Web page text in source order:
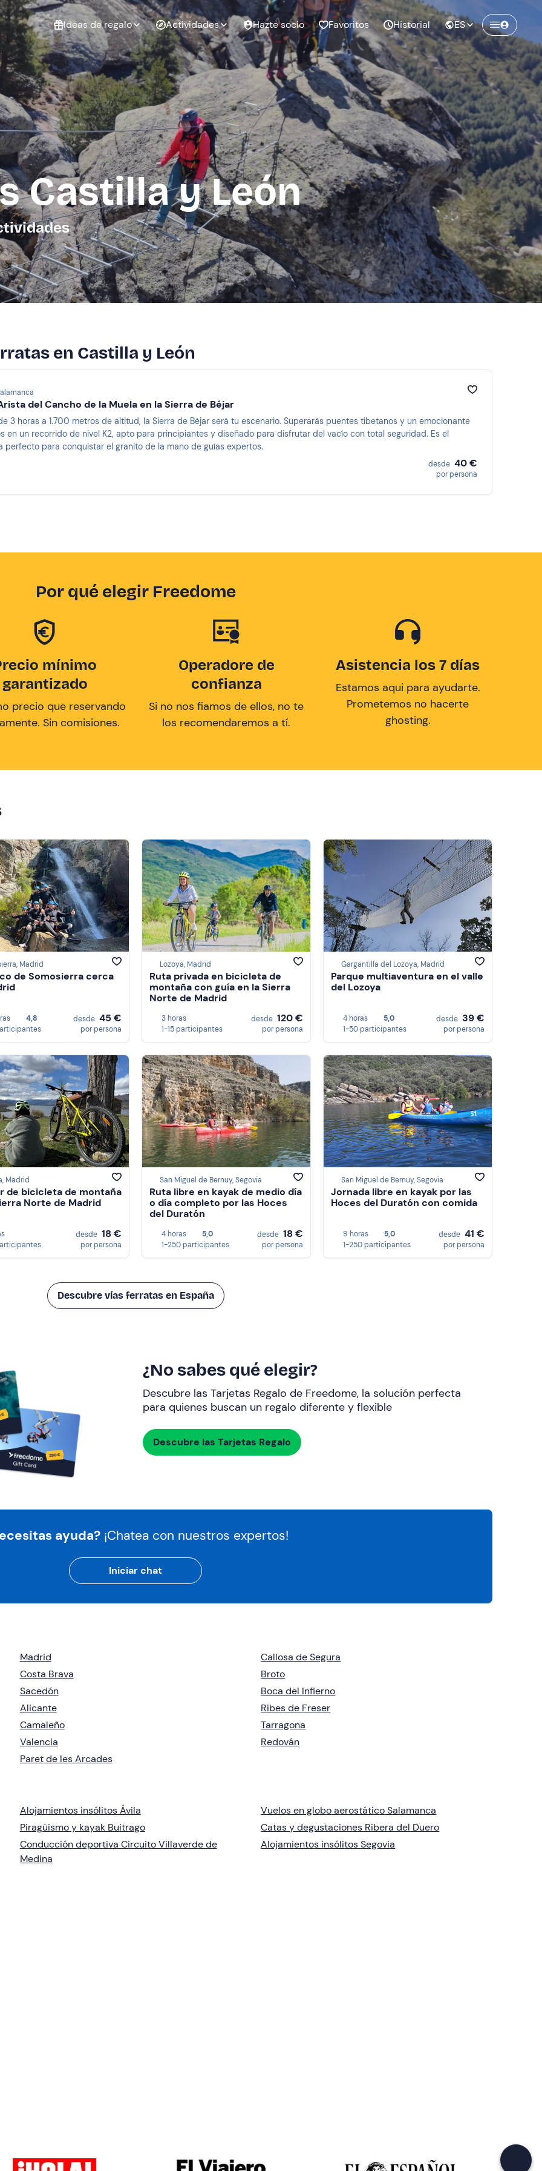
Ideas de regalo
que te
aire libre
tarjeta
Experiencias
para regalar
Experiencias
para regalar
en pareja
Regalo de
cumpleaños
Regalo de
graduación
Despedida de
soltero
Despedida de
soltera
Actividades Hazte socio Favoritos Historial ES
Castilla y León
en Castilla y León
del Cancho de la Muela en la Sierra de Béjar
3 horas a 1.700 metros de altitud, la Sierra de Béjar será tu escenario. Superarás puentes tibetanos y un emocionante
en un recorrido de nivel K2, apto para principiantes y diseñado para disfrutar del vacío con total seguridad. Es el
perfecto para conquistar el granito de la mano de guías expertos.
desde 40 €
por persona
Por qué elegir Freedome
mínimo
garantizado
precio que reservando
Sin comisiones.
Operadore de
confianza
Si no nos fiamos de ellos, no te
los recomendaremos a tí.
Asistencia los 7 días
Estamos aqui para ayudarte.
Prometemos no hacerte
ghosting.
Madrid
de Somosierra cerca
4,8
desde 45 €
por persona
Lozoya, Madrid
Ruta privada en bicicleta de
montaña con guía en la Sierra
Norte de Madrid
3 horas
1-15 participantes
desde 120 €
por persona
Gargantilla del Lozoya, Madrid
Parque multiaventura en el valle
del Lozoya
4 horas
5,0
1-50 participantes
desde 39 €
por persona
Madrid
de bicicleta de montaña
Sierra Norte de Madrid
desde 18 €
por persona
San Miguel de Bernuy, Segovia
Ruta libre en kayak de medio día
o día completo por las Hoces
del Duratón
4 horas
5,0
1-250 participantes
desde 18 €
por persona
San Miguel de Bernuy, Segovia
Jornada libre en kayak por las
Hoces del Duratón con comida
9 horas
5,0
1-250 participantes
desde 41 €
por persona
Descubre vías ferratas en España
¿No sabes qué elegir?
Descubre las Tarjetas Regalo de Freedome, la solución perfecta
para quienes buscan un regalo diferente y flexible
Descubre las Tarjetas Regalo
ayuda? ¡Chatea con nuestros expertos!
Iniciar chat
Madrid
Costa Brava
Sacedón
Alicante
Camaleño
Valencia
Paret de les Arcades
Callosa de Segura
Broto
Boca del Infierno
Ribes de Freser
Tarragona
Redován
Alojamientos insólitos Ávila
Piragüismo y kayak Buitrago
Conducción deportiva Circuito Villaverde de
Medina
Vuelos en globo aerostático Salamanca
Catas y degustaciones Ribera del Duero
Alojamientos insólitos Segovia